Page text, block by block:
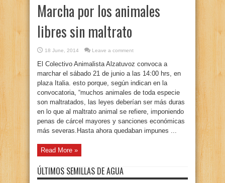
Marcha por los animales
libres sin maltrato
18 June, 2014 Leave a comment
El Colectivo Animalista Alzatuvoz convoca a
marchar el sábado 21 de junio a las 14:00 hrs, en
plaza Italia. esto porque, según indican en la
convocatoria, “muchos animales de toda especie
son maltratados, las leyes deberían ser más duras
en lo que al maltrato animal se refiere, imponiendo
penas de cárcel mayores y sanciones económicas
más severas.Hasta ahora quedaban impunes ...
Read More »
ÚLTIMOS SEMILLAS DE AGUA